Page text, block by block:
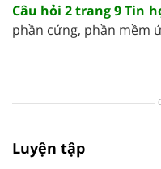
Câu hỏi 2 trang 9 Tin
phần cứng, phần mềm
Luyện tập